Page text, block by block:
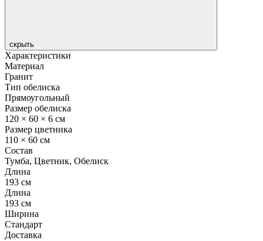
скрыть
Характеристики
Материал
Гранит
Тип обелиска
Прямоугольный
Размер обелиска
120 × 60 × 6 см
Размер цветника
110 × 60 см
Состав
Тумба, Цветник, Обелиск
Длина
193 см
Длина
193 см
Ширина
Стандарт
Доставка